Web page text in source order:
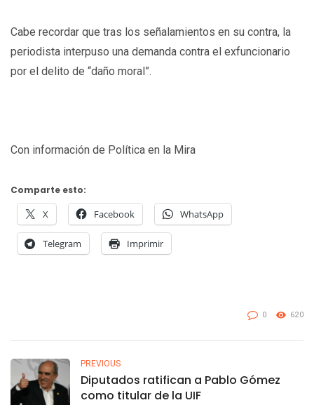
Cabe recordar que tras los señalamientos en su contra, la
periodista interpuso una demanda contra el exfuncionario
por el delito de “daño moral”.
Con información de Política en la Mira
Comparte esto:
X Facebook WhatsApp
Telegram Imprimir
0 620
PREVIOUS
Diputados ratifican a Pablo Gómez
como titular de la UIF